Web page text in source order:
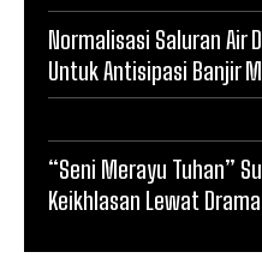
Normalisasi Saluran Air
Untuk Antisipasi Banjir
“Seni Merayu Tuhan”
Keikhlasan Lewat